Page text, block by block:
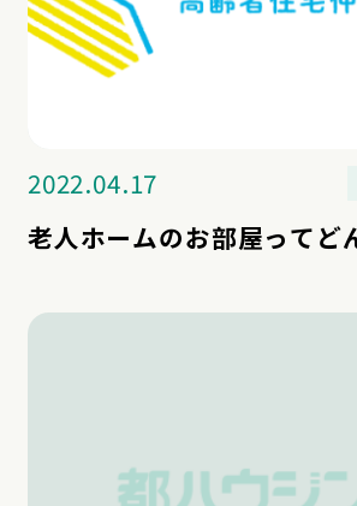
2022.04.17
老人ホームのお部屋ってど